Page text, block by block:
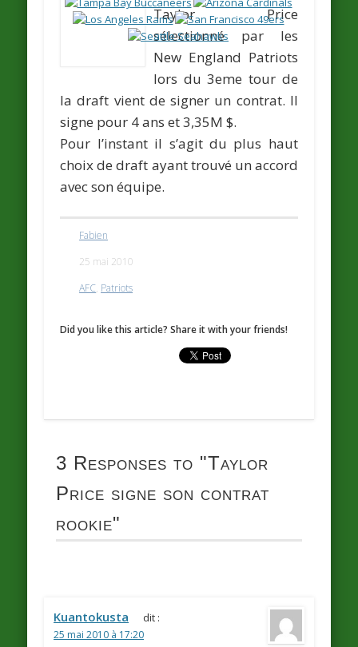
Taylor Price
sélectionné par les
New England Patriots
lors du 3eme tour de
la draft vient de signer un contrat. Il
signe pour 4 ans et 3,35M $.
Pour l’instant il s’agit du plus haut
choix de draft ayant trouvé un accord
avec son équipe.
Fabien
25 mai 2010
AFC, Patriots
Did you like this article? Share it with your friends!
3 Responses to "Taylor
Price signe son contrat
rookie"
Kuantokusta dit :
25 mai 2010 à 17:20